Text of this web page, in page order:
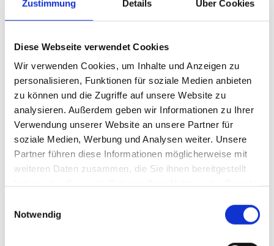
Zustimmung Details Über Cookies
Diese Webseite verwendet Cookies
Wir verwenden Cookies, um Inhalte und Anzeigen zu
personalisieren, Funktionen für soziale Medien anbieten
zu können und die Zugriffe auf unsere Website zu
analysieren. Außerdem geben wir Informationen zu Ihrer
Verwendung unserer Website an unsere Partner für
soziale Medien, Werbung und Analysen weiter. Unsere
Partner führen diese Informationen möglicherweise mit
weiteren Daten zusammen, die Sie ihnen bereitgestellt
Notwendig
Christian Hanke, CEO
von „German eFuel One“
Foto: Uwe Kloessin/Ben
Schulz Partner
„Mit dieser Kooperation
setzen wir ein starkes
Fuels in Deutschland.
BMW zeigt damit, dass
nachhaltige Kraftstoffe
ein essenzieller
Bestandteil der Mobilität
von morgen sind. Unser Ziel ist es, E-Fuels in
großer Breite verfügbar zu machen und so
Reduktion im Verkehr zu ermöglichen.“